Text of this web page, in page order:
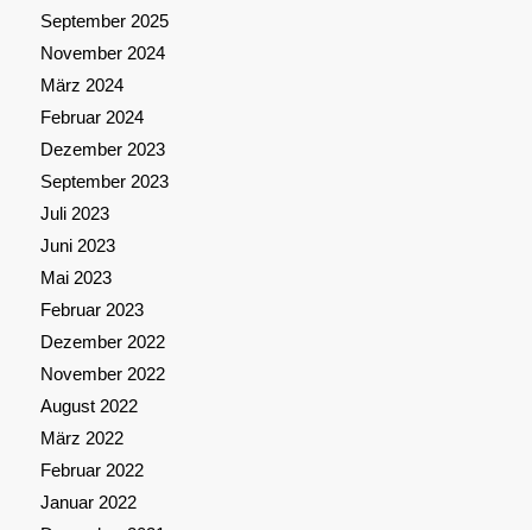
September 2025
November 2024
März 2024
Februar 2024
Dezember 2023
September 2023
Juli 2023
Juni 2023
Mai 2023
Februar 2023
Dezember 2022
November 2022
August 2022
März 2022
Februar 2022
Januar 2022